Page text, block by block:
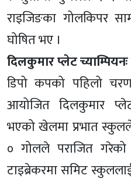
राइजिङका गोलकिपर
घोषित भए ।
दिलकुमार प्लेट
डिपो कपको पहिलो
आयोजित दिलकुमार प्लेट
भएको खेलमा प्रभात
० गोलले पराजित
टाइब्रेकरमा समिट